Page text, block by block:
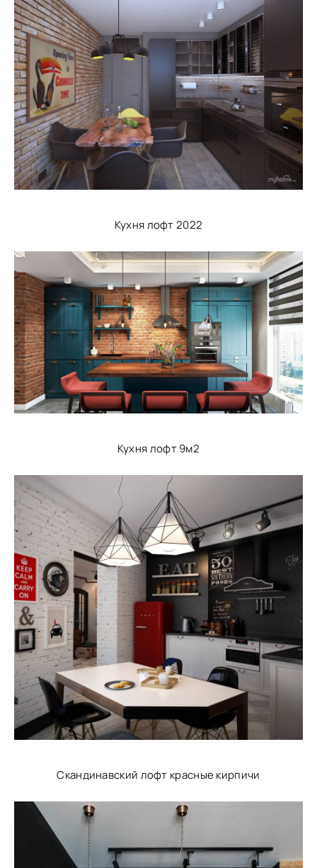
Кухня лофт 2022
Кухня лофт 9м2
Скандинавский лофт красные кирпичи